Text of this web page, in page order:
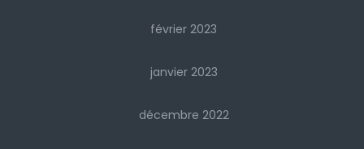
février 2023
janvier 2023
décembre 2022